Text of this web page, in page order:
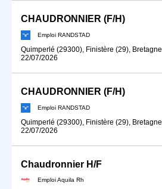
CHAUDRONNIER (F/H)
Emploi RANDSTAD
Quimperlé (29300), Finistère (29), Bretagne
22/07/2026
CHAUDRONNIER (F/H)
Emploi RANDSTAD
Quimperlé (29300), Finistère (29), Bretagne
22/07/2026
Chaudronnier H/F
Emploi Aquila Rh